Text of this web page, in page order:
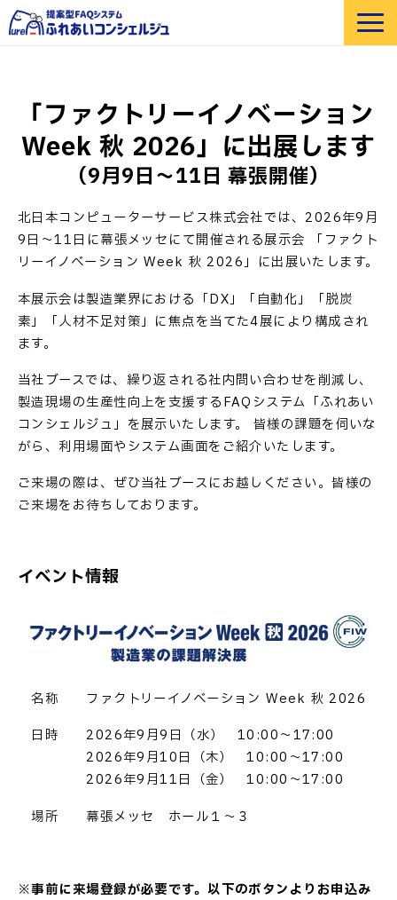
部門・業界別 活用例
価格
導入事例
セミナー
よくあるご質問
「ファクトリーイノベーション
Week 秋 2026」に出展します
（9月9日～11日 幕張開催）
北日本コンピューターサービス株式会社では、2026年9月
9日～11日に幕張メッセにて開催される展示会 「ファクト
リーイノベーション Week 秋 2026」に出展いたします。
本展示会は製造業界における「DX」「自動化」「脱炭
素」「人材不足対策」に焦点を当てた4展により構成され
ます。
当社ブースでは、繰り返される社内問い合わせを削減し、
製造現場の生産性向上を支援するFAQシステム「ふれあい
コンシェルジュ」を展示いたします。 皆様の課題を伺いな
がら、利用場面やシステム画面をご紹介いたします。
ご来場の際は、ぜひ当社ブースにお越しください。皆様の
ご来場をお待ちしております。
イベント情報
名称 ファクトリーイノベーション Week 秋 2026
日時 2026年9月9日（水） 10:00～17:00
2026年9月10日（木） 10:00～17:00
2026年9月11日（金） 10:00～17:00
場所 幕張メッセ ホール１～３
※事前に来場登録が必要です。以下のボタンよりお申込み